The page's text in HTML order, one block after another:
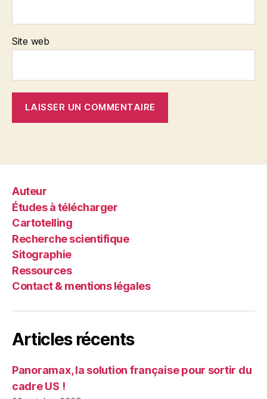
Site web
Auteur
Études à télécharger
Cartotelling
Recherche scientifique
Sitographie
Ressources
Contact & mentions légales
Articles récents
Panoramax, la solution française pour sortir du
cadre US !